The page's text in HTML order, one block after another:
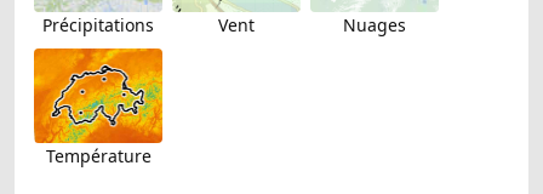
Précipitations Vent Nuages
Température